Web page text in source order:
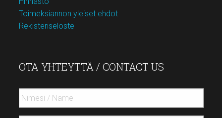
Toimeksiannon yleiset ehdot
Rekisteriseloste
OTA YHTEYTTÄ / CONTACT US